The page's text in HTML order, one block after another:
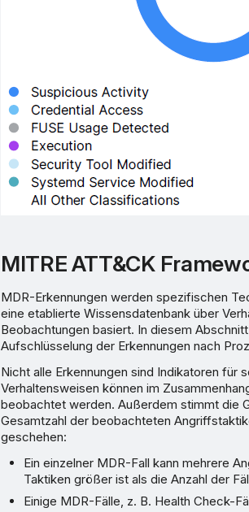
MITRE ATT&CK
MDR-Erkennungen werden spezifischen
eine etablierte Wissensdatenbank über
Beobachtungen basiert. In diesem
Aufschlüsselung der Erkennungen nach
Nicht alle Erkennungen sind Indikatoren für
Verhaltensweisen können im
beobachtet werden. Außerdem stimmt die
Gesamtzahl der beobachteten
geschehen:
Ein einzelner MDR-Fall kann mehrere
Taktiken größer ist als die Anzahl der
Einige MDR-Fälle, z. B. Health Check-